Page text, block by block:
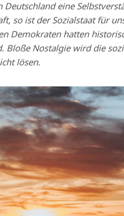
eine
so ist der Sozialstaat für
Demokraten hatten
Bloße Nostalgie wird die
lösen.